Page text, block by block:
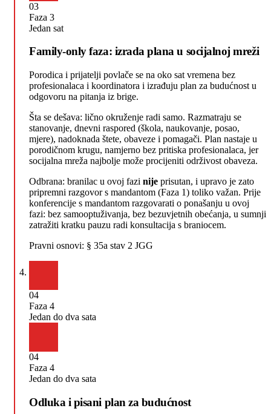
03
Faza 3
Jedan sat
Family-only faza: izrada plana u socijalnoj mreži
Porodica i prijatelji povlače se na oko sat vremena bez
profesionalaca i koordinatora i izrađuju plan za budućnost u
odgovoru na pitanja iz brige.
Šta se dešava: lično okruženje radi samo. Razmatraju se
stanovanje, dnevni raspored (škola, naukovanje, posao,
mjere), nadoknada štete, obaveze i pomagači. Plan nastaje u
porodičnom krugu, namjerno bez pritiska profesionalaca, jer
socijalna mreža najbolje može procijeniti održivost obaveza.
Odbrana: branilac u ovoj fazi nije prisutan, i upravo je zato
pripremni razgovor s mandantom (Faza 1) toliko važan. Prije
konferencije s mandantom razgovarati o ponašanju u ovoj
fazi: bez samooptuživanja, bez bezuvjetnih obećanja, u sumnji
zatražiti kratku pauzu radi konsultacija s braniocem.
Pravni osnovi: § 35a stav 2 JGG
04
Faza 4
Jedan do dva sata
04
Faza 4
Jedan do dva sata
Odluka i pisani plan za budućnost